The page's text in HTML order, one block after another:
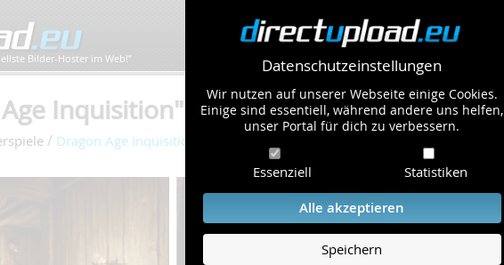
Datenschutzeinstellungen
Wir nutzen auf unserer Webseite einige Cookies.
Einige sind essentiell, während andere uns helfen,
unser Portal für dich zu verbessern.
Essenziell Statistiken
Alle akzeptieren
Speichern
Bilder-Hoster im Web!”
Inquisition" von Dunothar (41 Bilder)
/ Dragon Age Inquisition